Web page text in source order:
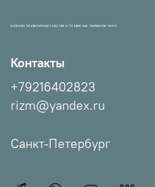
МАГАЗИН ПРОВЕРЕННЫХ СНАСТЕЙ И УЛОВИСТЫХ ПРИМАНОК НХНЧ!
Контакты
+79216402823
rizm@yandex.ru
Санкт-Петербург